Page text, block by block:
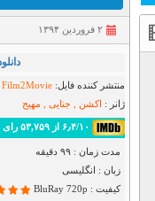
۲ فروردین ۱۳۹۴
منتشر کننده فایل: Film2Movie
ژانر : اکشن , جنایی , مهیج
مدت زمان : ۹۹ دقیقه
زبان : انگلیسی
کیفیت : BluRay 720p